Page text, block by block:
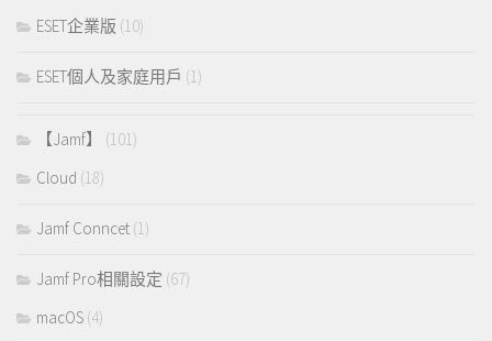
ESET企業版 (10)
ESET個人及家庭用戶 (1)
【Jamf】
(101)
Cloud (18)
Jamf Conncet (1)
Jamf Pro相關設定 (67)
macOS (4)